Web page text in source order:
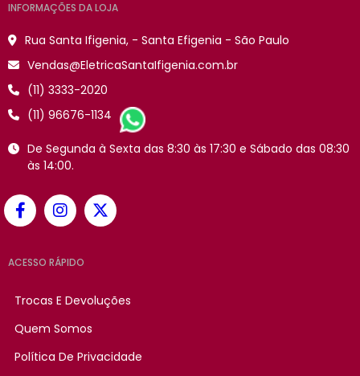
INFORMAÇÕES DA LOJA
Rua Santa Ifigenia, - Santa Efigenia - São Paulo
Vendas@EletricaSantaIfigenia.com.br
(11) 3333-2020
(11) 96676-1134
De Segunda à Sexta das 8:30 às 17:30 e Sábado das 08:30
às 14:00.
ACESSO RÁPIDO
Trocas E Devoluções
Quem Somos
Política De Privacidade